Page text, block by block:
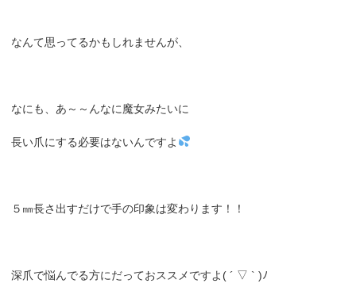
なんて思ってるかもしれませんが、
なにも、あ～～んなに魔女みたいに
長い爪にする必要はないんですよ
５㎜長さ出すだけで手の印象は変わります！！
深爪で悩んでる方にだっておススメですよ( ´ ▽ ` )ﾉ